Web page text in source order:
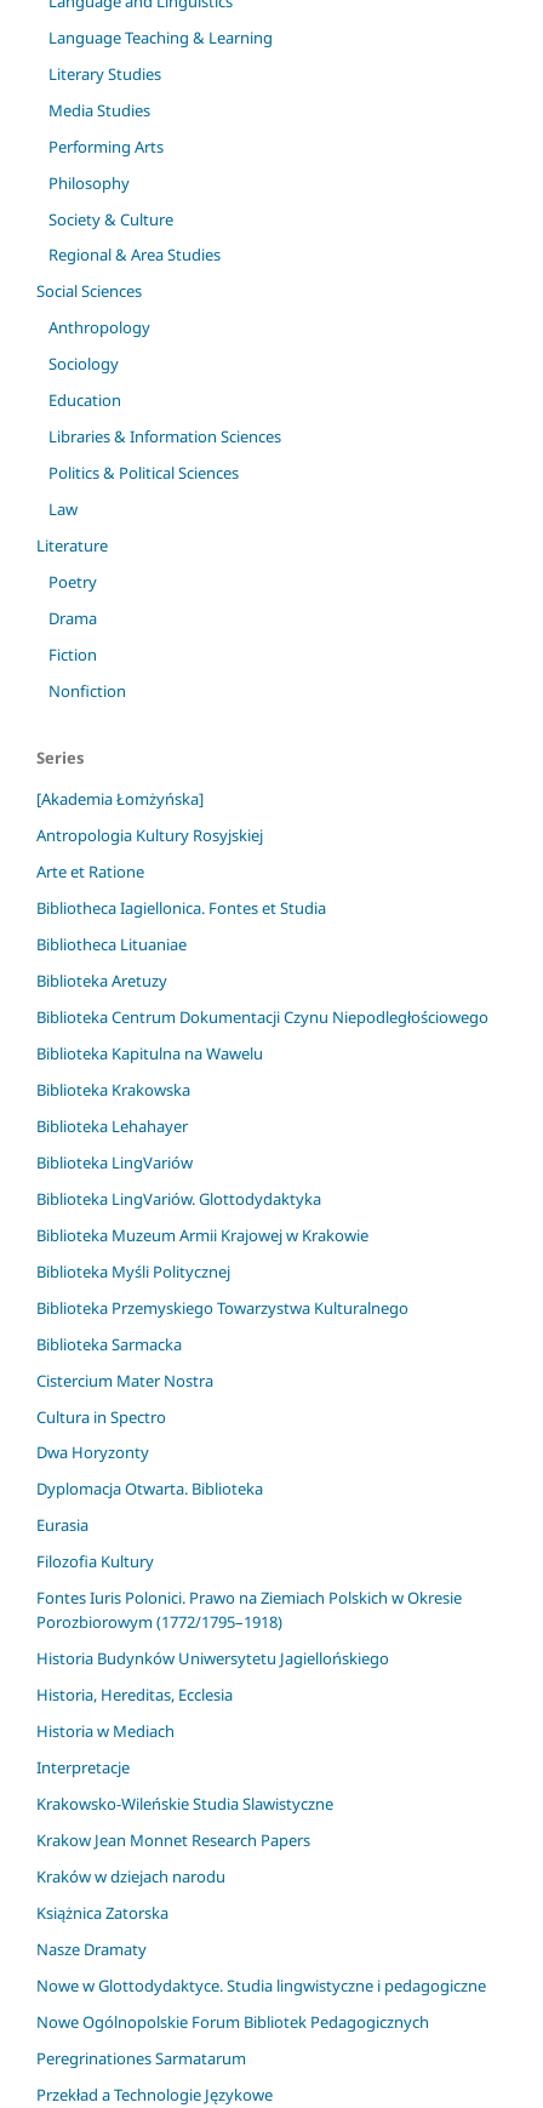
Language Teaching & Learning
Literary Studies
Media Studies
Performing Arts
Philosophy
Society & Culture
Regional & Area Studies
Social Sciences
Anthropology
Sociology
Education
Libraries & Information Sciences
Politics & Political Sciences
Law
Literature
Poetry
Drama
Fiction
Nonfiction
Series
[Akademia Łomżyńska]
Antropologia Kultury Rosyjskiej
Arte et Ratione
Bibliotheca Iagiellonica. Fontes et Studia
Bibliotheca Lituaniae
Biblioteka Aretuzy
Biblioteka Centrum Dokumentacji Czynu Niepodległościowego
Biblioteka Kapitulna na Wawelu
Biblioteka Krakowska
Biblioteka Lehahayer
Biblioteka LingVariów
Biblioteka LingVariów. Glottodydaktyka
Biblioteka Muzeum Armii Krajowej w Krakowie
Biblioteka Myśli Politycznej
Biblioteka Przemyskiego Towarzystwa Kulturalnego
Biblioteka Sarmacka
Cistercium Mater Nostra
Cultura in Spectro
Dwa Horyzonty
Dyplomacja Otwarta. Biblioteka
Eurasia
Filozofia Kultury
Fontes Iuris Polonici. Prawo na Ziemiach Polskich w Okresie
Porozbiorowym (1772/1795–1918)
Historia Budynków Uniwersytetu Jagiellońskiego
Historia, Hereditas, Ecclesia
Historia w Mediach
Interpretacje
Krakowsko-Wileńskie Studia Slawistyczne
Krakow Jean Monnet Research Papers
Kraków w dziejach narodu
Książnica Zatorska
Nasze Dramaty
Nowe w Glottodydaktyce. Studia lingwistyczne i pedagogiczne
Nowe Ogólnopolskie Forum Bibliotek Pedagogicznych
Peregrinationes Sarmatarum
Przekład a Technologie Językowe